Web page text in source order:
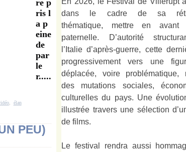
re p
ris l
a p
eine
de
par
le
r.....
, élan
PEU)
dans le cadre de sa
thématique, mettre en
paternelle. D’autorité
l’Italie d’après-guerre, cette
progressivement vers une
déplacée, voire problématique,
des mutations sociales,
culturelles du pays. Une
illustrée travers une sélection
de films.
Le festival rendra aussi